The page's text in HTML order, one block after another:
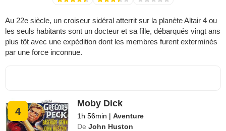
Au 22e siècle, un croiseur sidéral atterrit sur la planète Altair 4 ou
les seuls habitants sont un docteur et sa fille, débarqués vingt ans
plus tôt avec une expédition dont les membres furent exterminés
par une force inconnue.
4
Moby Dick
1h 56min | Aventure
De John Huston